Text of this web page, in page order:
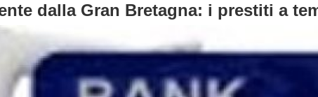
dalla Gran Bretagna: i prestiti a